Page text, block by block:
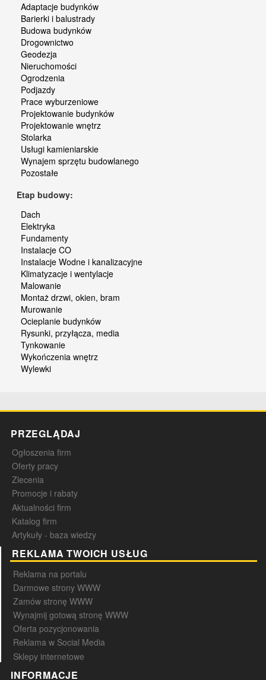
Adaptacje budynków
Barierki i balustrady
Budowa budynków
Drogownictwo
Geodezja
Nieruchomości
Ogrodzenia
Podjazdy
Prace wyburzeniowe
Projektowanie budynków
Projektowanie wnętrz
Stolarka
Usługi kamieniarskie
Wynajem sprzętu budowlanego
Pozostałe
Etap budowy:
Dach
Elektryka
Fundamenty
Instalacje CO
Instalacje Wodne i kanalizacyjne
Klimatyzacje i wentylacje
Malowanie
Montaż drzwi, okien, bram
Murowanie
Ocieplanie budynków
Rysunki, przyłącza, media
Tynkowanie
Wykończenia wnętrz
Wylewki
PRZEGLĄDAJ
Ogłoszenia firm
Oferty pracy
Zlecenia
Promocje i rabaty
Aktualności firm
Katalog firm
Artykuły - baza wiedzy
REKLAMA TWOICH USŁUG
Reklama na portalu
Darmowe strony WWW
Zamów stronę WWW
Wynajmij gotową stronę WWW
Oferta pozycjonowania
Reklama w Social Media
Sklepy internetowe
INFORMACJE